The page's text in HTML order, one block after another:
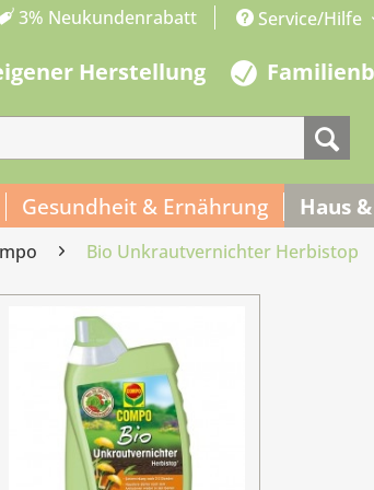
3% Neukundenrabatt Service/Hilfe
Herstellung
Gesundheit & Ernährung Haus
Bio Unkrautvernichter Herbistop